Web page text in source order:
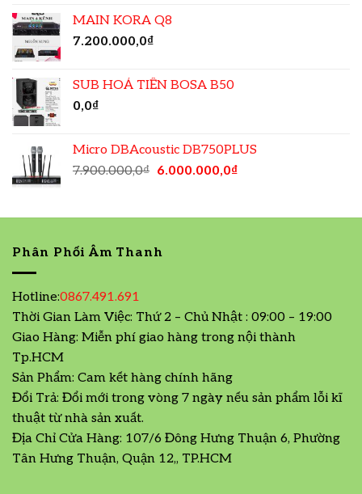
MAIN KORA Q8
7.200.000,0₫
SUB HOẢ TIỄN BOSA B50
0,0₫
Micro DBAcoustic DB750PLUS
7.900.000,0₫ 6.000.000,0₫
Phân Phối Âm Thanh
Hotline:0867.491.691
Thời Gian Làm Việc: Thứ 2 – Chủ Nhật : 09:00 – 19:00
Giao Hàng: Miễn phí giao hàng trong nội thành
Tp.HCM
Sản Phẩm: Cam kết hàng chính hãng
Đổi Trả: Đổi mới trong vòng 7 ngày nếu sản phẩm lỗi kĩ
thuật từ nhà sản xuất.
Địa Chỉ Cửa Hàng: 107/6 Đông Hưng Thuận 6, Phường
Tân Hưng Thuận, Quận 12,, TP.HCM